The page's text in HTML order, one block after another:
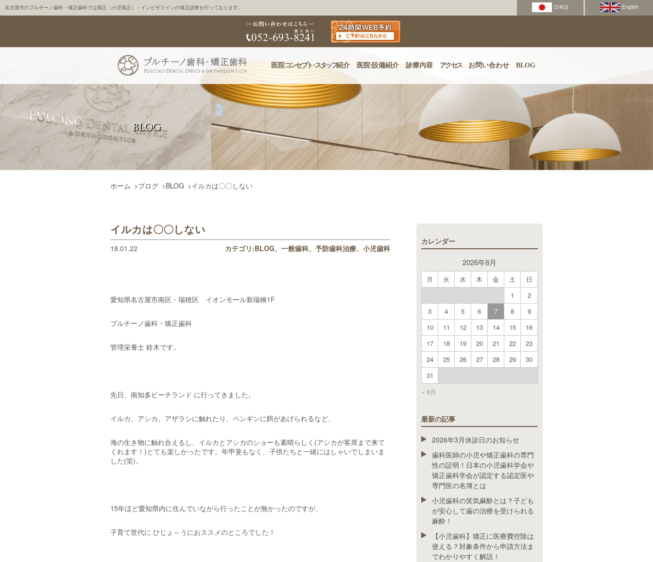
名古屋市のプルチーノ歯科・矯正歯科では矯正（小児矯正）・インビザラインの矯正診療を行っております。
医院コンセプト・スタッフ紹介 医院・設備紹介 診療内容 アクセス お問い合わせ BLOG
BLOG
ホーム >ブログ >BLOG >イルカは〇〇しない
イルカは〇〇しない
18.01.22 カテゴリ:BLOG 一般歯科 予防歯科治療 小児歯科
愛知県名古屋市南区・瑞穂区 イオンモール新瑞橋1F
プルチーノ歯科・矯正歯科
管理栄養士 鈴木です。
先日、南知多ビーチランド に行ってきました。
イルカ、アシカ、アザラシに触れたり、ペンギンに餌があげられるなど、
海の生き物に触れ合えるし、イルカとアシカのショーも素晴らしく(アシカが客席まで来て
くれます！)とても楽しかったです。年甲斐もなく、子供たちと一緒にはしゃいでしまいま
した(笑)。
15年ほど愛知県内に住んでいながら行ったことが無かったのですが、
子育て世代に ひじょ～うにおススメのところでした！
カレンダー
2026年8月
月 火 水 木 金 土 日
« 6月
1
2
3
4 5 6 7 8
9
10
11 12 13 14 15
16
17
18 19 20 21 22
23
24
25 26 27 28 29
30
31
最新の記事
2026年3月休診日のお知らせ
歯科医師の小児や矯正歯科の専門
性の証明！日本の小児歯科学会や
矯正歯科学会が認定する認定医や
専門医の名簿とは
小児歯科の笑気麻酔とは？子ども
が安心して歯の治療を受けられる
麻酔！
【小児歯科】矯正に医療費控除は
使える？対象条件から申請方法ま
でわかりやすく解説！